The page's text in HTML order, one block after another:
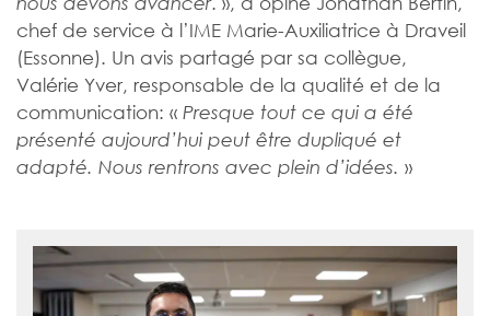
chef de service à l’IME Marie-Auxiliatrice à Draveil
(Essonne). Un avis partagé par sa collègue,
Valérie Yver, responsable de la qualité et de la
communication: « Presque tout ce qui a été
présenté aujourd’hui peut être dupliqué et
adapté. Nous rentrons avec plein d’idées. »